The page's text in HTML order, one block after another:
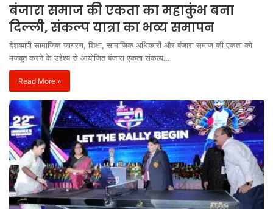
बंजारा समाज की एकता का महाकुंभ बना
दिल्ली, संकल्प यात्रा का भव्य समापन
देशव्यापी सामाजिक जागरण, शिक्षा, सामाजिक अधिकारों और बंजारा समाज की एकता को
मजबूत करने के उद्देश्य से आयोजित बंजारा एकता संकल्प…
Read More »